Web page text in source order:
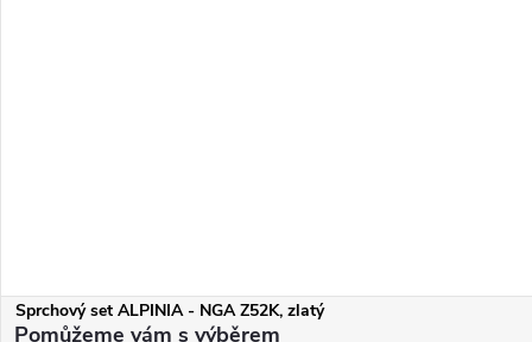
Sprchový set ALPINIA - NGA Z52K, zlatý